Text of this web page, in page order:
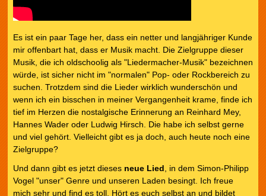
Es ist ein paar Tage her, dass ein netter und langjähriger Kunde
mir offenbart hat, dass er Musik macht. Die Zielgruppe dieser
Musik, die ich oldschoolig als "Liedermacher-Musik" bezeichnen
würde, ist sicher nicht im "normalen" Pop- oder Rockbereich zu
suchen. Trotzdem sind die Lieder wirklich wunderschön und
wenn ich ein bisschen in meiner Vergangenheit krame, finde ich
tief im Herzen die nostalgische Erinnerung an Reinhard Mey,
Hannes Wader oder Ludwig Hirsch. Die habe ich selbst gerne
und viel gehört. Vielleicht gibt es ja doch, auch heute noch eine
Zielgruppe?
Und dann gibt es jetzt dieses neue Lied , in dem Simon-Philipp
Vogel "unser" Genre und unseren Laden besingt. Ich freue
mich sehr und find es toll. Hört es euch selbst an und bildet